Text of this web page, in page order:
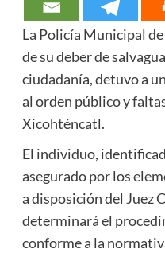
La Policía Municipal
de su deber de
ciudadanía, detuvo a
al orden público y
Xicohténcatl.
El individuo,
asegurado por los
a disposición del Juez
determinará el
conforme a la